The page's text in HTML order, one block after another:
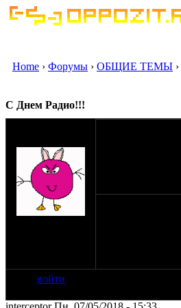
Home › Форумы › ОБЩИЕ ТЕМЫ ›
С Днем Радио!!!
войти